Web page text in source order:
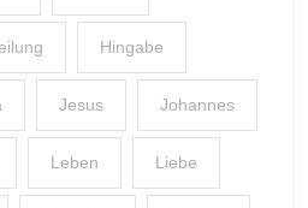
Hingabe
Jesus Johannes
Leben Liebe